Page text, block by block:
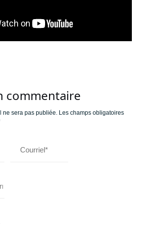
commentaire
ne sera pas publiée. Les champs obligatoires